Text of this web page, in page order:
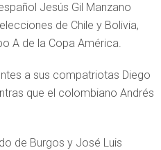
Jesús Gil Manzano
de Chile y Bolivia,
A de la Copa América.
a sus compatriotas Diego
que el colombiano Andrés
de Burgos y José Luis